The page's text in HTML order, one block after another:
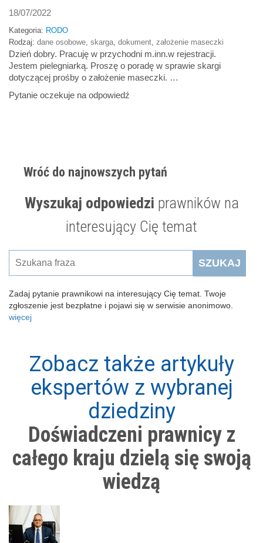
Wyszukaj odpowiedzi prawników na
interesujący Cię temat
SZUKAJ
Zadaj pytanie prawnikowi na interesujący Cię temat. Twoje
zgłoszenie jest bezpłatne i pojawi się w serwisie anonimowo.
więcej
18/07/2022
Kategoria: RODO
Rodzaj: dane osobowe skarga dokument założenie maseczki
Dzień dobry. Pracuję w przychodni m.inn.w rejestracji.
Jestem pielegniarką. Proszę o poradę w sprawie skargi
dotyczącej prośby o założenie maseczki. …
Pytanie oczekuje na odpowiedź
Wróć do najnowszych pytań
Zobacz także artykuły
ekspertów z wybranej
dziedziny
Doświadczeni prawnicy z
całego kraju dzielą się swoją
wiedzą